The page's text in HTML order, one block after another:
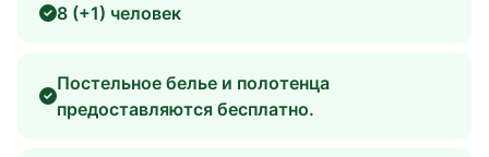
8 (+1) человек
Постельное белье и полотенца
предоставляются бесплатно.